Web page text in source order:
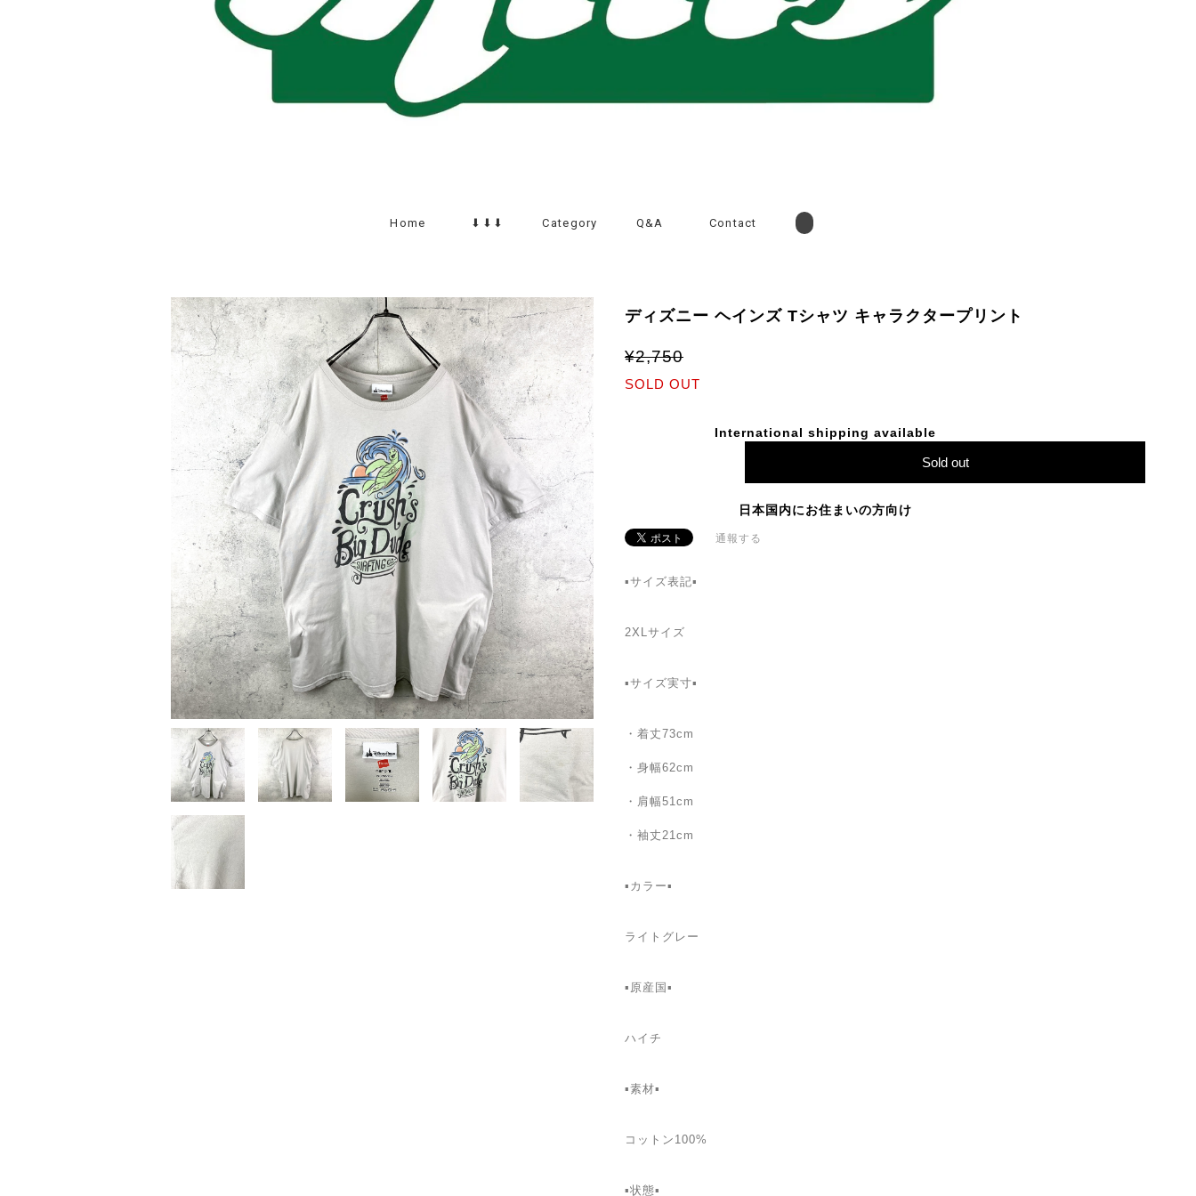
Home ⬇︎⬇︎⬇︎ Category Q&A Contact
ディズニー ヘインズ Tシャツ キャラクタープリント
¥2,750
SOLD OUT
International shipping available
Sold out
日本国内にお住まいの方向け
通報する
▪️サイズ表記▪️
2XLサイズ
▪️サイズ実寸▪️
・着丈73cm
・身幅62cm
・肩幅51cm
・袖丈21cm
▪️カラー▪
ライトグレー
▪️原産国▪️
ハイチ
▪️素材▪️
コットン100%
▪️状態▪️